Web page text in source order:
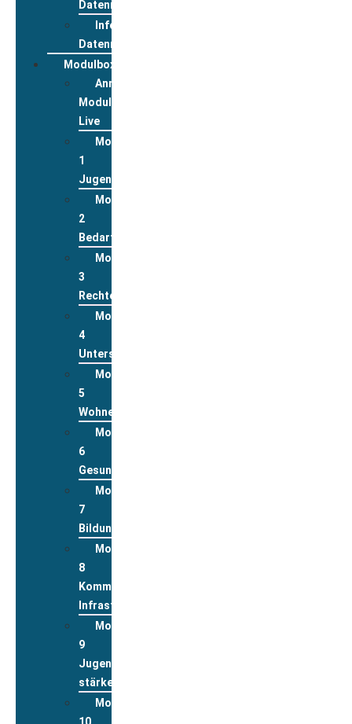
Datenreview
Informationen
Datenreview
Modulbox
Anmeldung
Modulbox
Live
Modul
1
Jugend
Modul
2
Bedarfslagen
Modul
3
Rechte
Modul
4
Unterstützungsleistungen
Modul
5
Wohnen
Modul
6
Gesundheit
Modul
7
Bildung
Modul
8
Kommunale
Infrastrukturen
Modul
9
Jugend
stärken
Modul